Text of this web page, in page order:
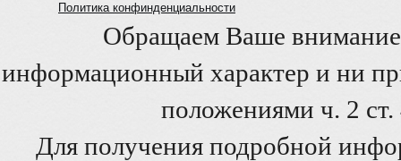
Политика конфинденциальности
Обращаем Ваше внимание
информационный характер и ни
положениями ч. 2
Для получения подробной